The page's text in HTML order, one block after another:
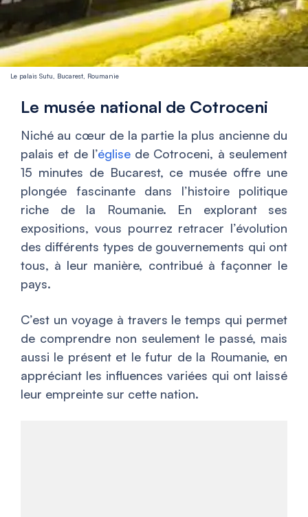
Le palais Sutu, Bucarest, Roumanie
Le musée national de Cotroceni
Niché au cœur de la partie la plus ancienne du
palais et de l’églisede Cotroceni, à seulement
15 minutes de Bucarest, ce musée offre une
plongée fascinante dans l’histoire politique
riche de la Roumanie. En explorant ses
expositions, vous pourrez retracer l’évolution
des différents types de gouvernements qui ont
tous, à leur manière, contribué à façonner le
pays.
C’est un voyage à travers le temps qui permet
de comprendre non seulement le passé, mais
aussi le présent et le futur de la Roumanie, en
appréciant les influences variées qui ont laissé
leur empreinte sur cette nation.